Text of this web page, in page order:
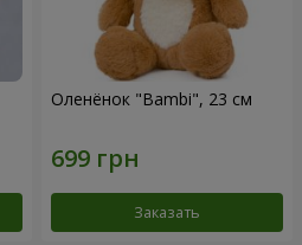
Оленёнок "Bambi", 23 см
Заказать